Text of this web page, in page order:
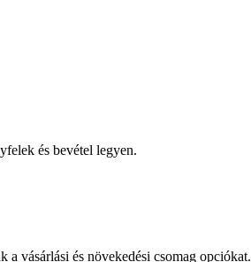
és bevétel legyen.
a vásárlási és növekedési csomag opciókat.